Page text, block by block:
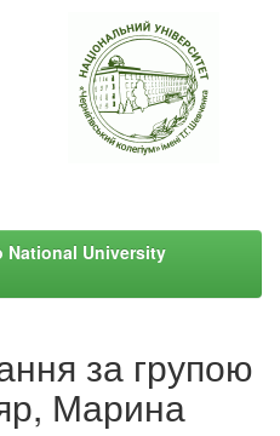
National University
за групою
Марина